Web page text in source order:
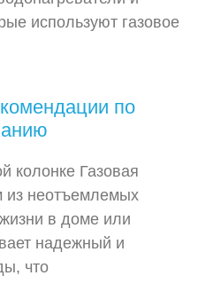
используют газовое
по
колонке Газовая
из неотъемлемых
в доме или
надежный и
что